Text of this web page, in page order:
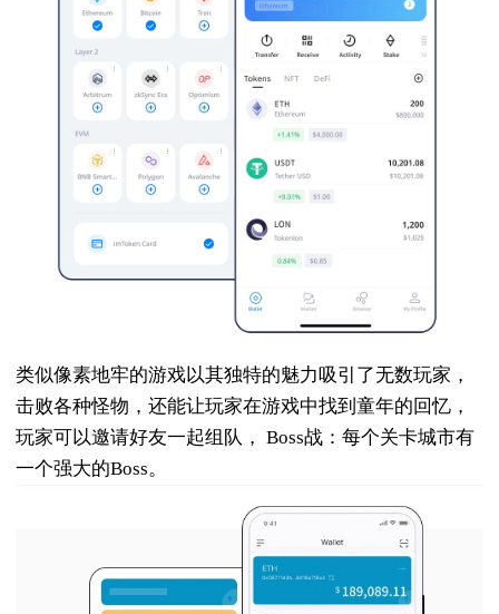
类似像素地牢的游戏以其独特的魅力吸引了无数玩家，
击败各种怪物，还能让玩家在游戏中找到童年的回忆，
玩家可以邀请好友一起组队， Boss战：每个关卡城市有
一个强大的Boss。